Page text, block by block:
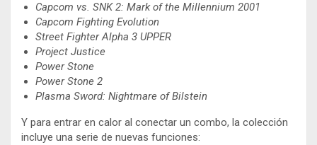
Capcom vs. SNK 2: Mark of the Millennium 2001
Capcom Fighting Evolution
Street Fighter Alpha 3 UPPER
Project Justice
Power Stone
Power Stone 2
Plasma Sword: Nightmare of Bilstein
Y para entrar en calor al conectar un combo, la colección
incluye una serie de nuevas funciones: